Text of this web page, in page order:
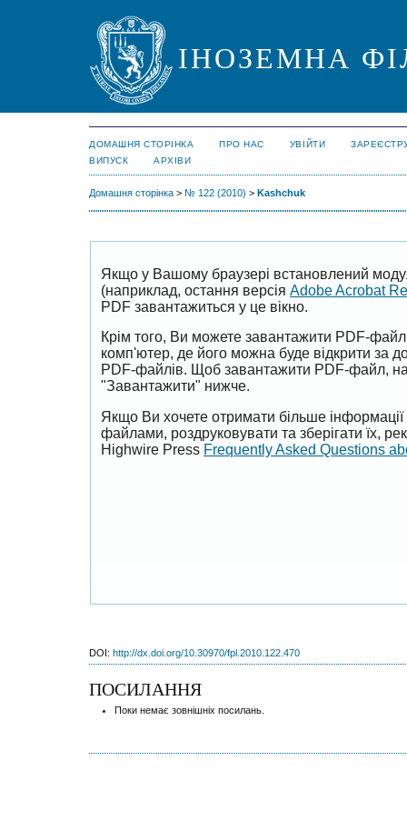
ІНОЗЕМНА
ДОМАШНЯ СТОРІНКА ПРО НАС УВІЙТИ
ВИПУСК
АРХІВИ
Домашня сторінка > № 122 (2010) > Kashchuk
Якщо у Вашому браузері встановлений
(наприклад, остання версія Adobe Acrobat
PDF завантажиться у це вікно.
Крім того, Ви можете завантажити PDF-
комп'ютер, де його можна буде відкрити за
PDF-файлів. Щоб завантажити PDF-файл,
"Завантажити" нижче.
Якщо Ви хочете отримати більше
файлами, роздруковувати та зберігати їх,
Highwire Press Frequently Asked Questions
DOI: http://dx.doi.org/10.30970/fpl.2010.122.470
ПОСИЛАННЯ
Поки немає зовнішніх посилань.